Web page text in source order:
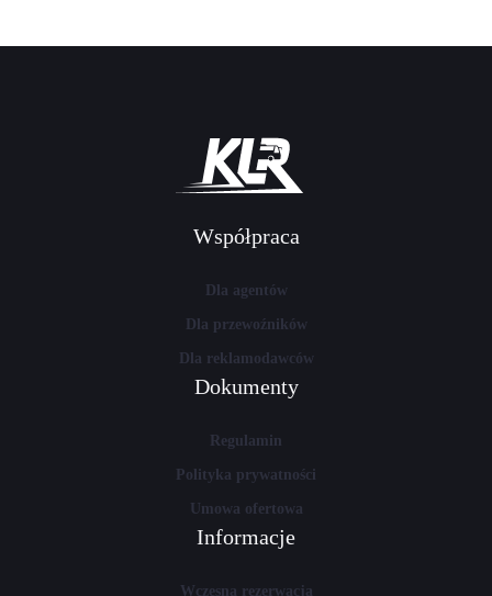
Współpraca
Dla agentów
Dla przewoźników
Dla reklamodawców
Dokumenty
Regulamin
Polityka prywatności
Umowa ofertowa
Informacje
Wczesna rezerwacja